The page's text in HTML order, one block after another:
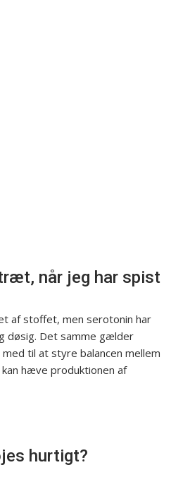
når jeg har spist
af stoffet, men serotonin har
døsig. Det samme gælder
til at styre balancen mellem
hæve produktionen af
hurtigt?